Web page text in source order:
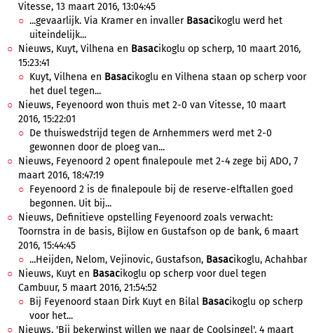
Vitesse, 13 maart 2016, 13:04:45
...gevaarlijk. Via Kramer en invaller Basacikoglu werd het
uiteindelijk...
Nieuws, Kuyt, Vilhena en Basacikoglu op scherp, 10 maart 2016,
15:23:41
Kuyt, Vilhena en Basacikoglu en Vilhena staan op scherp voor
het duel tegen...
Nieuws, Feyenoord won thuis met 2-0 van Vitesse, 10 maart
2016, 15:22:01
De thuiswedstrijd tegen de Arnhemmers werd met 2-0
gewonnen door de ploeg van...
Nieuws, Feyenoord 2 opent finalepoule met 2-4 zege bij ADO, 7
maart 2016, 18:47:19
Feyenoord 2 is de finalepoule bij de reserve-elftallen goed
begonnen. Uit bij...
Nieuws, Definitieve opstelling Feyenoord zoals verwacht:
Toornstra in de basis, Bijlow en Gustafson op de bank, 6 maart
2016, 15:44:45
...Heijden, Nelom, Vejinovic, Gustafson, Basacikoglu, Achahbar
Nieuws, Kuyt en Basacikoglu op scherp voor duel tegen
Cambuur, 5 maart 2016, 21:54:52
Bij Feyenoord staan Dirk Kuyt en Bilal Basacikoglu op scherp
voor het...
Nieuws, 'Bij bekerwinst willen we naar de Coolsingel', 4 maart